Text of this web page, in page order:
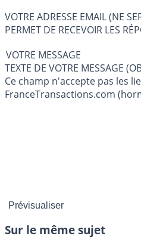
VOTRE ADRESSE EMAIL (NE
PERMET DE RECEVOIR LES
VOTRE MESSAGE
TEXTE
Ce champ n'accepte pas les
FranceTransactions.com